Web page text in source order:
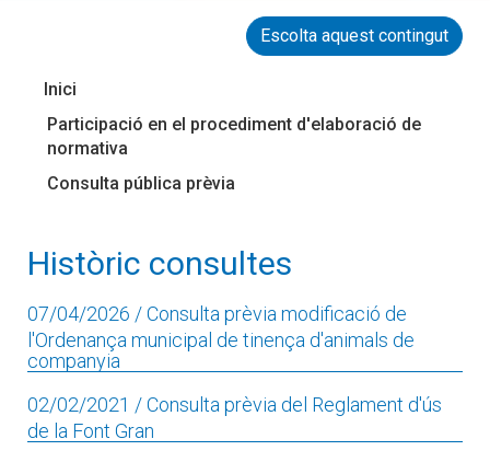
Escolta aquest contingut
Inici
Participació en el procediment d'elaboració de
normativa
Consulta pública prèvia
Històric consultes
07/04/2026 / Consulta prèvia modificació de
l'Ordenança municipal de tinença d'animals de
companyia
02/02/2021 / Consulta prèvia del Reglament d'ús
de la Font Gran